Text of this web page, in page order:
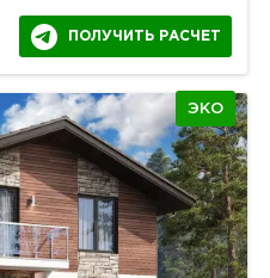
ПОЛУЧИТЬ РАСЧЕТ
ЭКО